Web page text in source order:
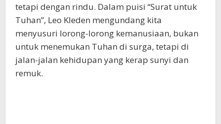
tetapi dengan rindu. Dalam puisi “Surat untuk
Tuhan”, Leo Kleden mengundang kita
menyusuri lorong-lorong kemanusiaan, bukan
untuk menemukan Tuhan di surga, tetapi di
jalan-jalan kehidupan yang kerap sunyi dan
remuk.